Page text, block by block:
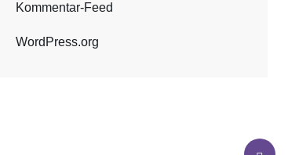
Kommentar-Feed
WordPress.org